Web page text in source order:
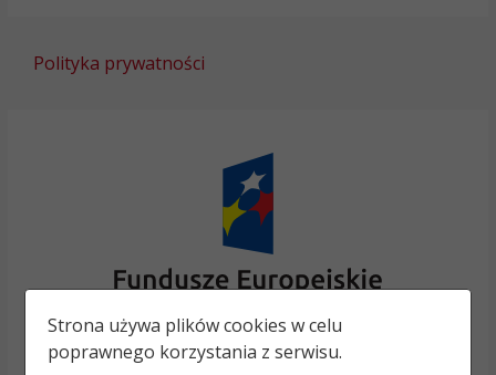
Polityka prywatności
Strona używa plików cookies w celu
poprawnego korzystania z serwisu.